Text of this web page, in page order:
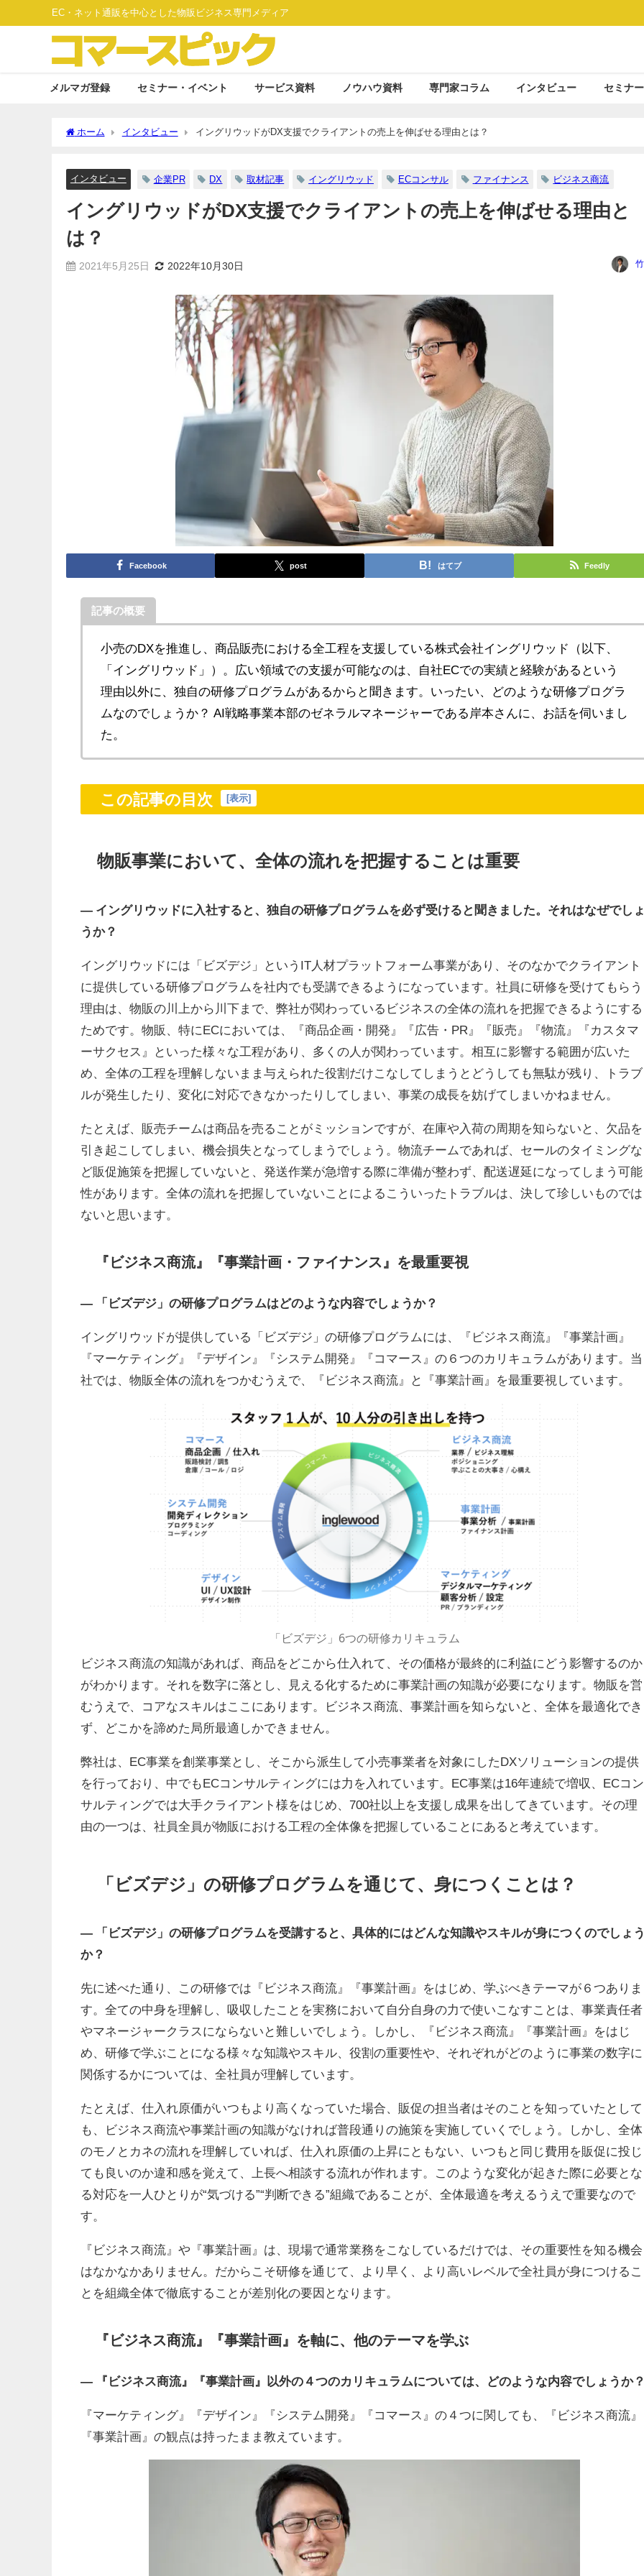
EC・ネット通販を中心とした物販ビジネス専門メディア
メルマガ登録 セミナー・イベント サービス資料 ノウハウ資料 専門家コラム インタビュー セミナ
ホーム インタビュー イングリウッドがDX支援でクライアントの売上を伸ばせる理由とは？
インタビュー 企業PR DX 取材記事 イングリウッド ECコンサル ファイナンス ビジネス商流
イングリウッドがDX支援でクライアントの売上を伸ばせる理由と
は？
2021年5月25日 2022年10月30日
Facebook post はてブ Feedly
記事の概要
小売のDXを推進し、商品販売における全工程を支援している株式会社イングリウッド（以下、
「イングリウッド」）。広い領域での支援が可能なのは、自社ECでの実績と経験があるという
理由以外に、独自の研修プログラムがあるからと聞きます。いったい、どのような研修プログラ
ムなのでしょうか？ AI戦略事業本部のゼネラルマネージャーである岸本さんに、お話を伺いまし
た。
この記事の目次 [表示]
物販事業において、全体の流れを把握することは重要
― イングリウッドに入社すると、独自の研修プログラムを必ず受けると聞きました。それはなぜでし
うか？
イングリウッドには「ビズデジ」というIT人材プラットフォーム事業があり、そのなかでクライアント
に提供している研修プログラムを社内でも受講できるようになっています。社員に研修を受けてもらう
理由は、物販の川上から川下まで、弊社が関わっているビジネスの全体の流れを把握できるようにする
ためです。物販、特にECにおいては、『商品企画・開発』『広告・PR』『販売』『物流』『カスタマ
ーサクセス』といった様々な工程があり、多くの人が関わっています。相互に影響する範囲が広いた
め、全体の工程を理解しないまま与えられた役割だけこなしてしまうとどうしても無駄が残り、トラブ
ルが発生したり、変化に対応できなかったりしてしまい、事業の成長を妨げてしまいかねません。
たとえば、販売チームは商品を売ることがミッションですが、在庫や入荷の周期を知らないと、欠品を
引き起こしてしまい、機会損失となってしまうでしょう。物流チームであれば、セールのタイミングな
ど販促施策を把握していないと、発送作業が急増する際に準備が整わず、配送遅延になってしまう可能
性があります。全体の流れを把握していないことによるこういったトラブルは、決して珍しいものでは
ないと思います。
『ビジネス商流』『事業計画・ファイナンス』を最重要視
― 「ビズデジ」の研修プログラムはどのような内容でしょうか？
イングリウッドが提供している「ビズデジ」の研修プログラムには、『ビジネス商流』『事業計画』
『マーケティング』『デザイン』『システム開発』『コマース』の６つのカリキュラムがあります。当
社では、物販全体の流れをつかむうえで、『ビジネス商流』と『事業計画』を最重要視しています。
「ビズデジ」6つの研修カリキュラム
ビジネス商流の知識があれば、商品をどこから仕入れて、その価格が最終的に利益にどう影響するのか
がわかります。それを数字に落とし、見える化するために事業計画の知識が必要になります。物販を営
むうえで、コアなスキルはここにあります。ビジネス商流、事業計画を知らないと、全体を最適化でき
ず、どこかを諦めた局所最適しかできません。
弊社は、EC事業を創業事業とし、そこから派生して小売事業者を対象にしたDXソリューションの提供
を行っており、中でもECコンサルティングには力を入れています。EC事業は16年連続で増収、ECコン
サルティングでは大手クライアント様をはじめ、700社以上を支援し成果を出してきています。その理
由の一つは、社員全員が物販における工程の全体像を把握していることにあると考えています。
「ビズデジ」の研修プログラムを通じて、身につくことは？
― 「ビズデジ」の研修プログラムを受講すると、具体的にはどんな知識やスキルが身につくのでしょ
か？
先に述べた通り、この研修では『ビジネス商流』『事業計画』をはじめ、学ぶべきテーマが６つありま
す。全ての中身を理解し、吸収したことを実務において自分自身の力で使いこなすことは、事業責任者
やマネージャークラスにならないと難しいでしょう。しかし、『ビジネス商流』『事業計画』をはじ
め、研修で学ぶことになる様々な知識やスキル、役割の重要性や、それぞれがどのように事業の数字に
関係するかについては、全社員が理解しています。
たとえば、仕入れ原価がいつもより高くなっていた場合、販促の担当者はそのことを知っていたとして
も、ビジネス商流や事業計画の知識がなければ普段通りの施策を実施していくでしょう。しかし、全体
のモノとカネの流れを理解していれば、仕入れ原価の上昇にともない、いつもと同じ費用を販促に投じ
ても良いのか違和感を覚えて、上長へ相談する流れが作れます。このような変化が起きた際に必要とな
る対応を一人ひとりが“気づける”“判断できる”組織であることが、全体最適を考えるうえで重要なので
す。
『ビジネス商流』や『事業計画』は、現場で通常業務をこなしているだけでは、その重要性を知る機会
はなかなかありません。だからこそ研修を通じて、より早く、より高いレベルで全社員が身につけるこ
とを組織全体で徹底することが差別化の要因となります。
『ビジネス商流』『事業計画』を軸に、他のテーマを学ぶ
― 『ビジネス商流』『事業計画』以外の４つのカリキュラムについては、どのような内容でしょうか
『マーケティング』『デザイン』『システム開発』『コマース』の４つに関しても、『ビジネス商流』
『事業計画』の観点は持ったまま教えています。